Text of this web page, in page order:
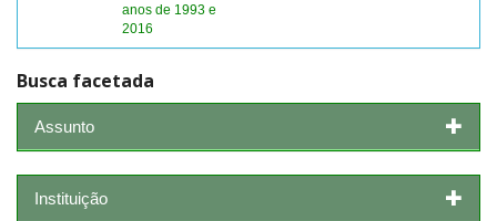
anos de 1993 e
2016
Busca facetada
Assunto
Instituição